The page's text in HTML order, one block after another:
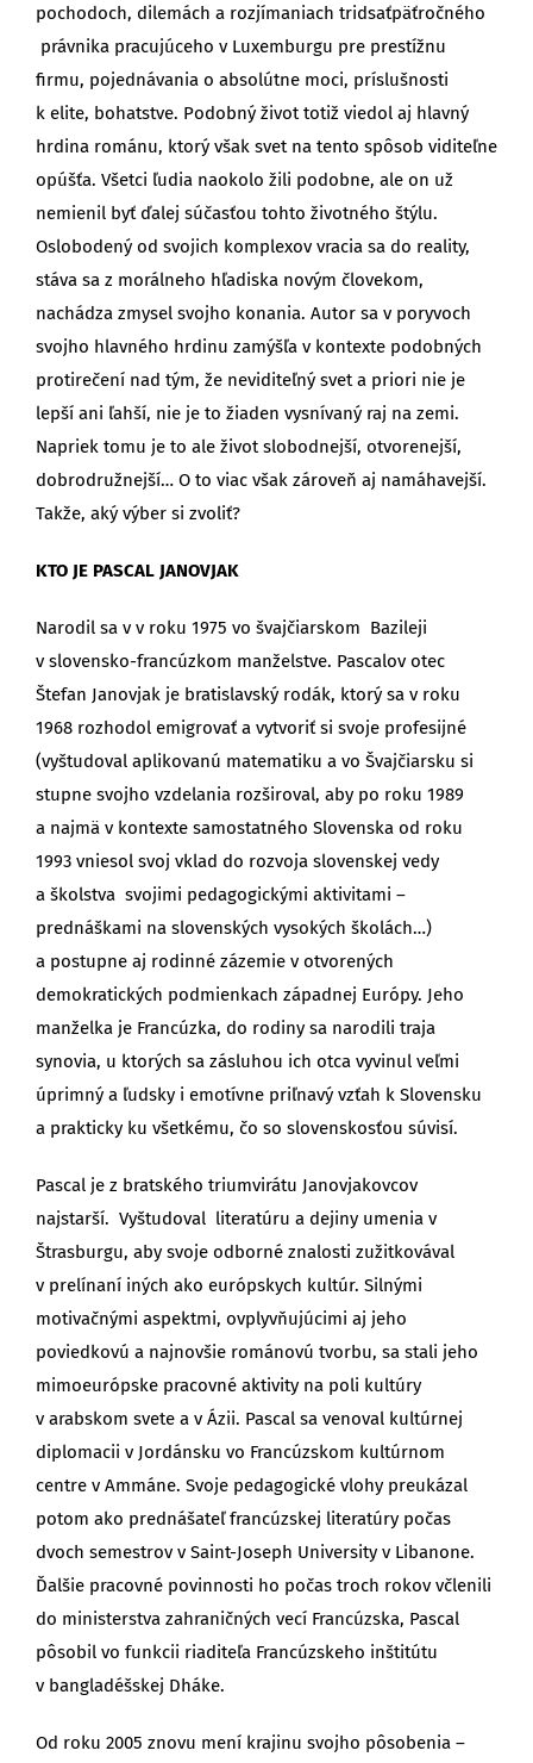
pochodoch, dilemách a rozjímaniach tridsaťpäťročného
právnika pracujúceho v Luxemburgu pre prestížnu
firmu, pojednávania o absolútne moci, príslušnosti
k elite, bohatstve. Podobný život totiž viedol aj hlavný
hrdina románu, ktorý však svet na tento spôsob viditeľne
opúšťa. Všetci ľudia naokolo žili podobne, ale on už
nemienil byť ďalej súčasťou tohto životného štýlu.
Oslobodený od svojich komplexov vracia sa do reality,
stáva sa z morálneho hľadiska novým človekom,
nachádza zmysel svojho konania. Autor sa v poryvoch
svojho hlavného hrdinu zamýšľa v kontexte podobných
protirečení nad tým, že neviditeľný svet a priori nie je
lepší ani ľahší, nie je to žiaden vysnívaný raj na zemi.
Napriek tomu je to ale život slobodnejší, otvorenejší,
dobrodružnejší… O to viac však zároveň aj namáhavejší.
Takže, aký výber si zvoliť?
KTO JE PASCAL JANOVJAK
Narodil sa v v roku 1975 vo švajčiarskom Bazileji
v slovensko-francúzkom manželstve. Pascalov otec
Štefan Janovjak je bratislavský rodák, ktorý sa v roku
1968 rozhodol emigrovať a vytvoriť si svoje profesijné
(vyštudoval aplikovanú matematiku a vo Švajčiarsku si
stupne svojho vzdelania rozširoval, aby po roku 1989
a najmä v kontexte samostatného Slovenska od roku
1993 vniesol svoj vklad do rozvoja slovenskej vedy
a školstva svojimi pedagogickými aktivitami –
prednáškami na slovenských vysokých školách…)
a postupne aj rodinné zázemie v otvorených
demokratických podmienkach západnej Európy. Jeho
manželka je Francúzka, do rodiny sa narodili traja
synovia, u ktorých sa zásluhou ich otca vyvinul veľmi
úprimný a ľudsky i emotívne priľnavý vzťah k Slovensku
a prakticky ku všetkému, čo so slovenskosťou súvisí.
Pascal je z bratského triumvirátu Janovjakovcov
najstarší. Vyštudoval literatúru a dejiny umenia v
Štrasburgu, aby svoje odborné znalosti zužitkovával
v prelínaní iných ako európskych kultúr. Silnými
motivačnými aspektmi, ovplyvňujúcimi aj jeho
poviedkovú a najnovšie románovú tvorbu, sa stali jeho
mimoeurópske pracovné aktivity na poli kultúry
v arabskom svete a v Ázii. Pascal sa venoval kultúrnej
diplomacii v Jordánsku vo Francúzskom kultúrnom
centre v Ammáne. Svoje pedagogické vlohy preukázal
potom ako prednášateľ francúzskej literatúry počas
dvoch semestrov v Saint-Joseph University v Libanone.
Ďalšie pracovné povinnosti ho počas troch rokov včlenili
do ministerstva zahraničných vecí Francúzska, Pascal
pôsobil vo funkcii riaditeľa Francúzskeho inštitútu
v bangladéšskej Dháke.
Od roku 2005 znovu mení krajinu svojho pôsobenia –